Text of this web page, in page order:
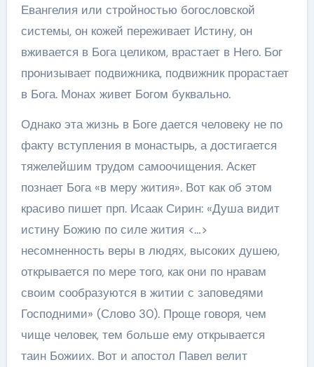
Евангелия или стройностью богословской
системы, он кожей переживает Истину, он
вживается в Бога целиком, врастает в Него. Бог
пронизывает подвижника, подвижник прорастает
в Бога. Монах живет Богом буквально.
Однако эта жизнь в Боге дается человеку не по
факту вступления в монастырь, а достигается
тяжелейшим трудом самоочищения. Аскет
познает Бога «в меру жития». Вот как об этом
красиво пишет прп. Исаак Сирин: «Душа видит
истину Божию по силе жития <…>
несомненность веры в людях, высоких душею,
открывается по мере того, как они по нравам
своим сообразуются в житии с заповедями
Господними» (Слово 30). Проще говоря, чем
чище человек, тем больше ему открывается
таин Божиих. Вот и апостол Павел велит